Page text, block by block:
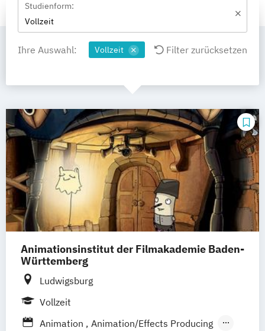
Studienform:
Vollzeit
Ihre Auswahl: Vollzeit Filter zurücksetzen
Animationsinstitut der Filmakademie Baden-
Württemberg
Ludwigsburg
Vollzeit
Animation
Animation/Effects Producing